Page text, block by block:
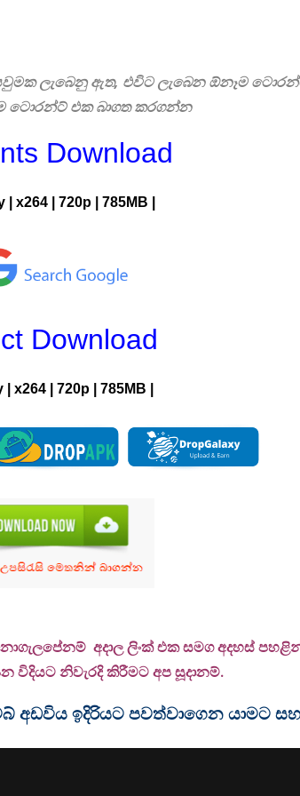
ලැබෙනු ඇත, එවිට ලැබෙන ඕනෑම
ටොරන්ට් එක බාගත කරගන්න
Download
| x264| 720p| 785MB |
Download
| x264| 720p| 785MB |
අදාල ලිංක් එක සමග අදහස්
විදියට නිවැරදි කිරීමට අප සූදානම්.
අඩවිය ඉදිරියට පවත්වාගෙන යාමට